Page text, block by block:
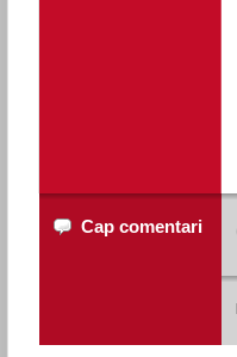
Cap comentari